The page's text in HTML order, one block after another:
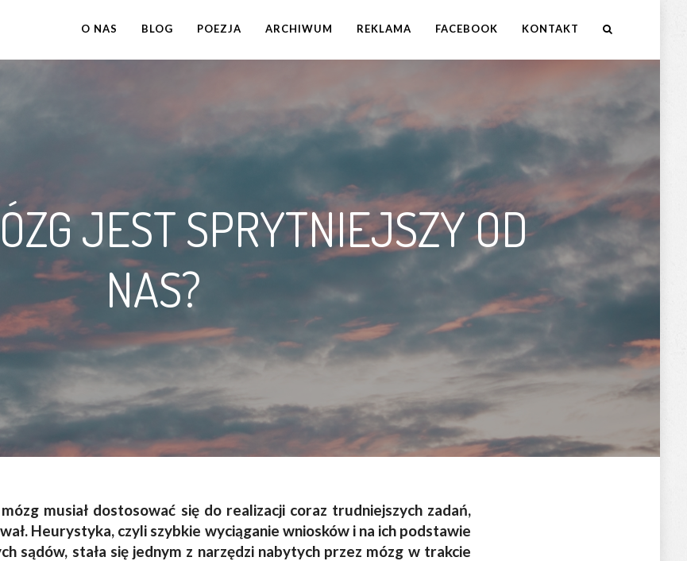
O NAS BLOG POEZJA ARCHIWUM REKLAMA FACEBOOK KONTAKT
JEST SPRYTNIEJSZY OD
NAS?
musiał dostosować się do realizacji coraz trudniejszych zadań,
Heurystyka, czyli szybkie wyciąganie wniosków i na ich podstawie
sądów, stała się jednym z narzędzi nabytych przez mózg w trakcie